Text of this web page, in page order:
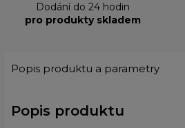
Dodání do 24 hodin
pro produkty skladem
Popis produktu a parametry
Popis produktu